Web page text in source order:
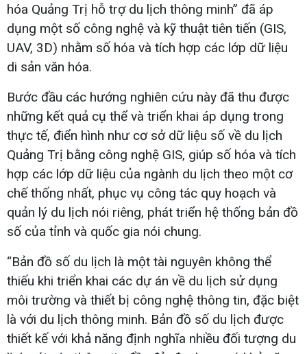
hóa Quảng Trị hỗ trợ du lịch thông minh” đã áp
dụng một số công nghệ và kỹ thuật tiên tiến (GIS,
UAV, 3D) nhằm số hóa và tích hợp các lớp dữ liệu
di sản văn hóa.
Bước đầu các hướng nghiên cứu này đã thu được
những kết quả cụ thể và triển khai áp dụng trong
thực tế, điển hình như cơ sở dữ liệu số về du lịch
Quảng Trị bằng công nghệ GIS, giúp số hóa và tích
hợp các lớp dữ liệu của ngành du lịch theo một cơ
chế thống nhất, phục vụ công tác quy hoạch và
quản lý du lịch nói riêng, phát triển hệ thống bản đồ
số của tỉnh và quốc gia nói chung.
“Bản đồ số du lịch là một tài nguyên không thể
thiếu khi triển khai các dự án về du lịch sử dụng
môi trường và thiết bị công nghệ thông tin, đặc biệt
là với du lịch thông minh. Bản đồ số du lịch được
thiết kế với khả năng định nghĩa nhiều đối tượng du